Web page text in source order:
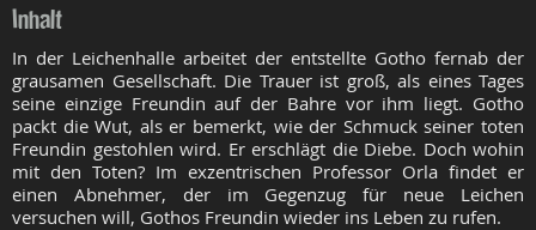
Inhalt
In der Leichenhalle arbeitet der entstellte Gotho fernab der
grausamen Gesellschaft. Die Trauer ist groß, als eines Tages
seine einzige Freundin auf der Bahre vor ihm liegt. Gotho
packt die Wut, als er bemerkt, wie der Schmuck seiner toten
Freundin gestohlen wird. Er erschlägt die Diebe. Doch wohin
mit den Toten? Im exzentrischen Professor Orla findet er
einen Abnehmer, der im Gegenzug für neue Leichen
versuchen will, Gothos Freundin wieder ins Leben zu rufen.